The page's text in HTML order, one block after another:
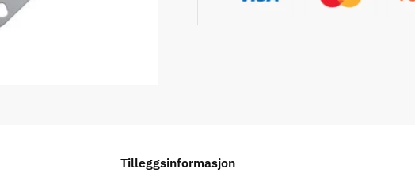
Tilleggsinformasjon